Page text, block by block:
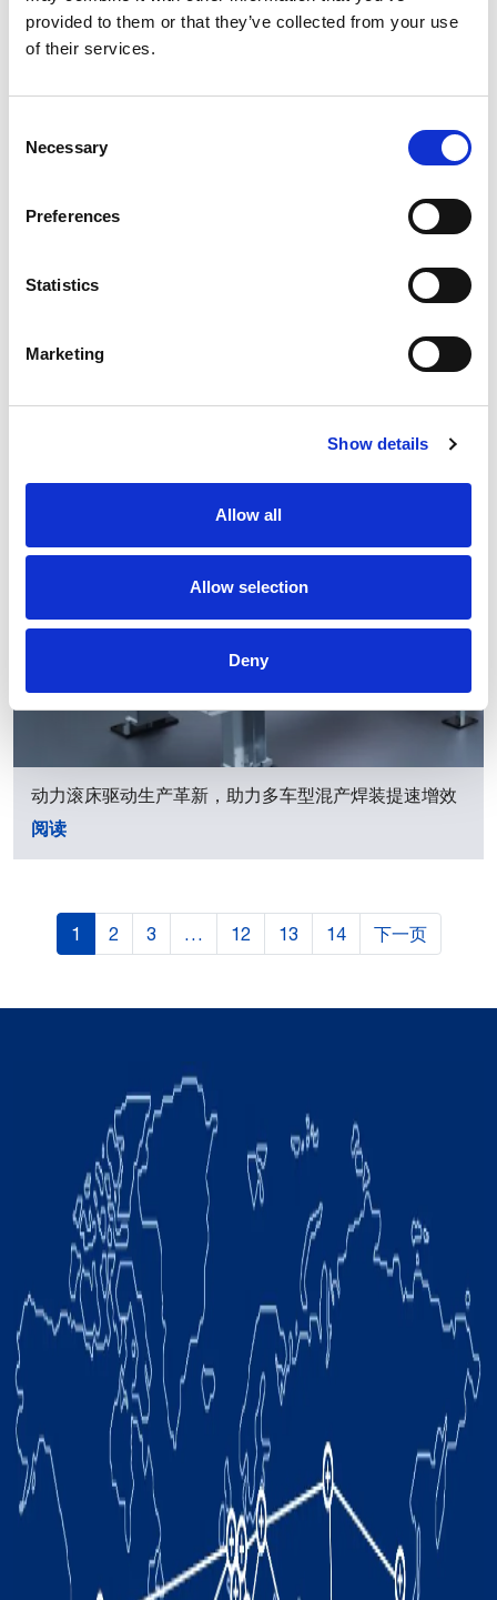
provided to them or that they’ve collected from your use
of their services.
Selection
Necessary
Preferences
Statistics
Marketing
Show details
Allow all
Allow selection
Deny
赋能汽车智造 | 柯马携多款柔性化解决方案亮相第十二
届汽车先进制造技术峰会
动力滚床驱动生产革新，助力多车型混产焊装提速增效
阅读
1 2 3 … 12 13 14 下一页